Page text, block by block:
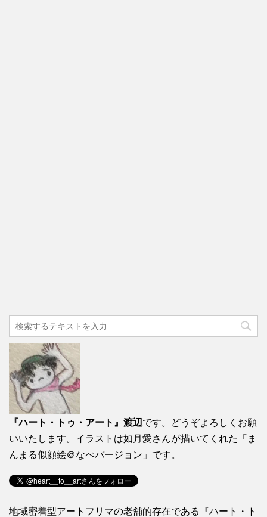
『ハート・トゥ・アート』渡辺です。どうぞよろしくお願
いいたします。イラストは如月愛さんが描いてくれた「ま
んまる似顔絵＠なべバージョン」です。
地域密着型アートフリマの老舗的存在である『ハート・ト